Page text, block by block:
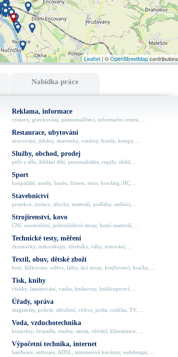
Leaflet| ©OpenStreetMapcontributors
Nabídka práce
Reklama, informace
výstavy, gravírování, písmomalířství, informační centra, ...
Restaurace, ubytování
stravování, jídelny, stravenky, vinárny, hotely, kempy, ...
Služby, obchod, prodej
péče o tělo, hlídání dětí, personalistika, regály, úklid, ...
Sport
koupaliště, areály, bazén, fitness, tenis, bowling, HC, ...
Stavebnictví
projekce, izolace, střechy, materiál, podlahy, zedníci, ...
Strojírenství, kovo
CNC soustružení, jednoúčelové stroje, hutní materiál, ...
Technické testy, měření
zkumavky, mikroskopy, úhelníky, váhy, testování, ...
Textil, obuv, dětské zboží
boty, lůžkoviny, oděvy, látky, šicí stroje, krejčovství, hračky, ...
Tisk, knihy
vizitky, laminování, vazba, knihovny, knihkupectví, ...
Úřady, správa
magistráty, policie, sdružení, církve, pošta, rozhlas, TV, ...
Voda, vzduchotechnika
koupelny, čerpadla, studny, sanita, větrání, klimatizace, ...
Výpočetní technika, internet
hardware, software, ADSL, internetové kavárny, webdesign, ...